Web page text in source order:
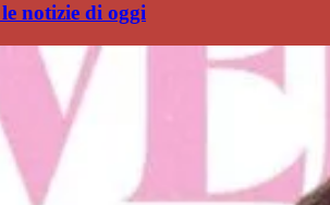
notizie di oggi